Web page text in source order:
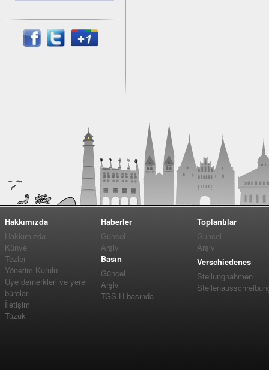
Hakkımızda
Hakkımızda
Künye
Tezler
Yönetim Kurulu
Üye dernerkleri ve yerel
büroları
İletişim
Tüzük
Haberler
Güncel
Arşiv
Basın
Güncel
Arşiv
TGS-H basında
Toplantılar
Güncel
Arşiv
Verschiedenes
Stellungnahmen